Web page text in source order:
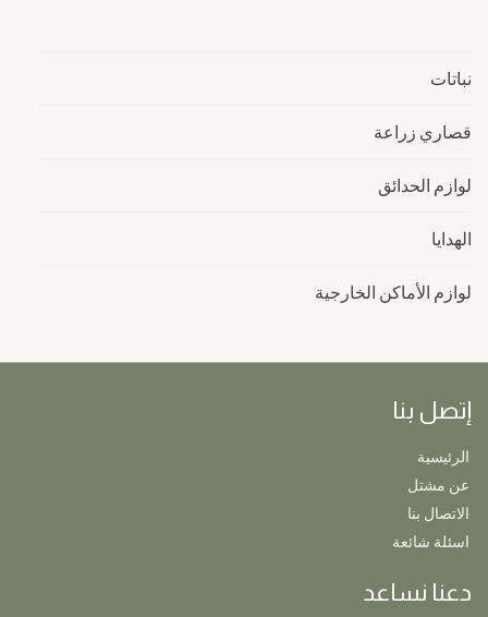
نباتات
قصاري زراعة
لوازم الحدائق
الهدايا
لوازم الأماكن الخارجية
إتصل بنا
الرئيسية
عن مشتل
الاتصال بنا
اسئلة شائعة
دعنا نساعد